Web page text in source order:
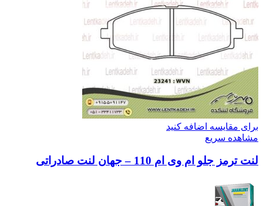
برای مقایسه اضافه کنید
مشاهده سریع
لنت ترمز جلو ام وی ام 110 – جهان لنت صادراتی